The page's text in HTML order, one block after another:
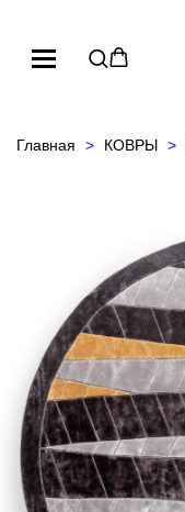
Главная КОВРЫ